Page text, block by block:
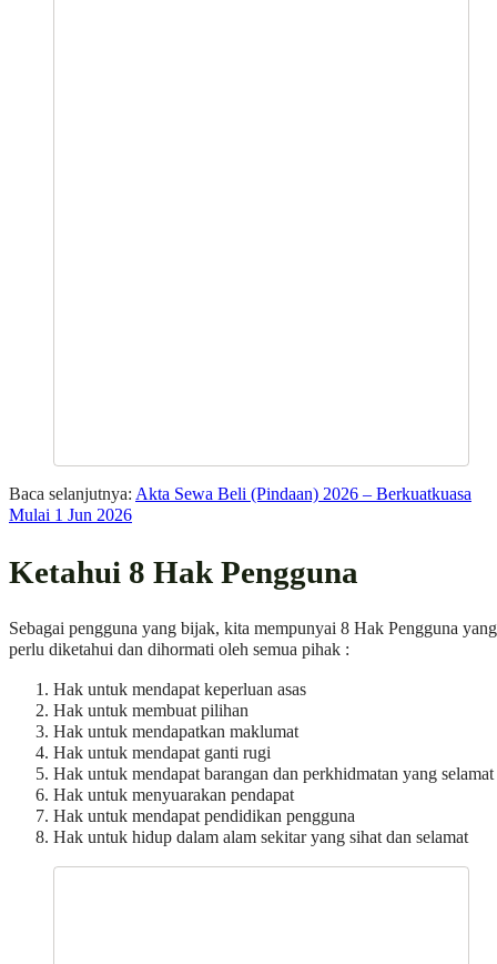
Baca selanjutnya: Akta Sewa Beli (Pindaan) 2026 – Berkuatkuasa
Mulai 1 Jun 2026
Ketahui 8 Hak Pengguna
Sebagai pengguna yang bijak, kita mempunyai 8 Hak Pengguna yang
perlu diketahui dan dihormati oleh semua pihak :
Hak untuk mendapat keperluan asas
Hak untuk membuat pilihan
Hak untuk mendapatkan maklumat
Hak untuk mendapat ganti rugi
Hak untuk mendapat barangan dan perkhidmatan yang selamat
Hak untuk menyuarakan pendapat
Hak untuk mendapat pendidikan pengguna
Hak untuk hidup dalam alam sekitar yang sihat dan selamat